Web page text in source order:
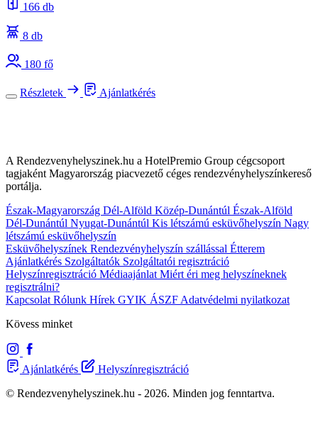
166 db
8 db
180 fő
Részletek Ajánlatkérés
A Rendezvenyhelyszinek.hu a HotelPremio Group cégcsoport
tagjaként Magyarország piacvezető céges rendezvényhelyszínkereső
portálja.
Észak-Magyarország Dél-Alföld Közép-Dunántúl Észak-Alföld
Dél-Dunántúl Nyugat-Dunántúl Kis létszámú esküvőhelyszín Nagy
létszámú esküvőhelyszín
Esküvőhelyszínek Rendezvényhelyszín szállással Étterem
Ajánlatkérés Szolgáltatók Szolgáltatói regisztráció
Helyszínregisztráció Médiaajánlat Miért éri meg helyszíneknek
regisztrálni?
Kapcsolat Rólunk Hírek GYIK ÁSZF Adatvédelmi nyilatkozat
Kövess minket
Ajánlatkérés
Helyszínregisztráció
© Rendezvenyhelyszinek.hu - 2026. Minden jog fenntartva.